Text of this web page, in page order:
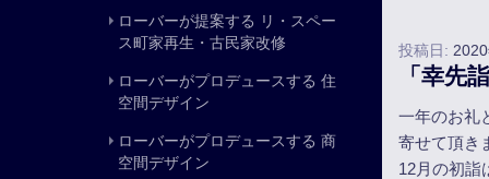
投稿日:
「幸先
一年のお礼
寄せて頂き
12月の初詣
ローバーが提案する リ・スペー
ス町家再生・古民家改修
ローバーがプロデュースする 住
空間デザイン
ローバーがプロデュースする 商
空間デザイン